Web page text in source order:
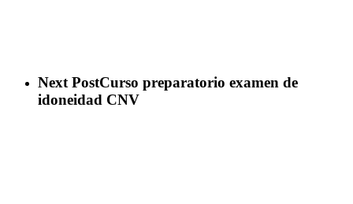
Next PostCurso preparatorio examen de
idoneidad CNV